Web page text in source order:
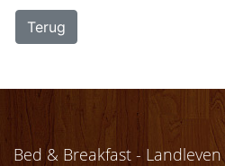
Terug
Bed & Breakfast - Landleven